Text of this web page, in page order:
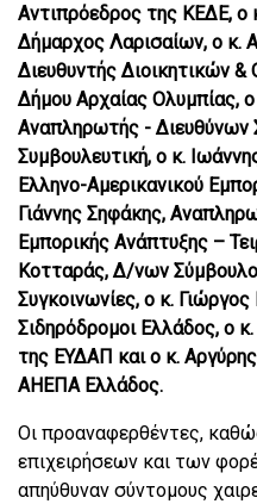
Aντιπρόεδρος της ΚΕΔΕ,
Δήμαρχος Λαρισαίων, ο κ.
Διευθυντής Διοικητικών
Δήμου Αρχαίας Ολυμπίας,
Αναπληρωτής -
Συμβουλευτική, ο κ.
Ελληνο-Aμερικανικού
Γιάννης Σηφάκης,
Εμπορικής Ανάπτυξης –
Κοτταράς, Δ/νων
Συγκοινωνίες, ο κ.
Σιδηρόδρομοι Ελλάδος, ο
της ΕΥΔΑΠ και ο κ.
ΑΗΕΠΑ Ελλάδος.
Οι προαναφερθέντες,
επιχειρήσεων και των
απηύθυναν σύντομους